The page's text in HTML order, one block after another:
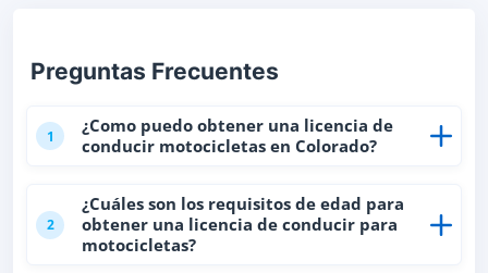
Preguntas Frecuentes
1
¿Como puedo obtener una licencia de
conducir motocicletas en Colorado?
2
¿Cuáles son los requisitos de edad para
obtener una licencia de conducir para
motocicletas?